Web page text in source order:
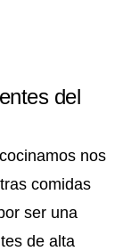
del
nos
comidas
ser una
de alta